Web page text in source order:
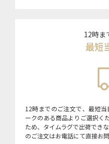
12時ま
最短
12時までのご注文で、最短
ークのある商品よりご選択く
ため、タイムラグで出荷でき
のご注文はお電話にて直接お